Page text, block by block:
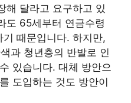
해 달라고 요구하고 있
도 65세부터 연금수령
때문입니다. 하지만,
과 청년층의 반발로 인
있습니다. 대체 방안으
도입하는 것도 방안이